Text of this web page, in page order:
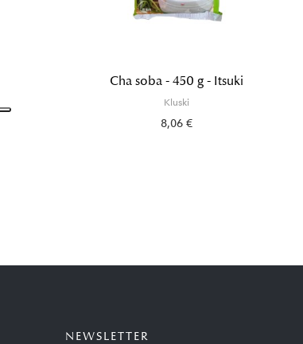
Cha soba - 450 g - Itsuki
Kluski
8,06 €
NEWSLETTER